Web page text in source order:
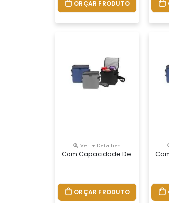
ORÇAR PRODUTO
Ver + Detalhes
Com Capacidade De 15 Litros,
ORÇAR PRODUTO